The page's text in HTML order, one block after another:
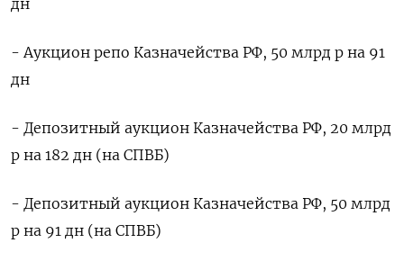
дн
- Аукцион репо Казначейства РФ, 50 млрд р на 91
дн
- Депозитный аукцион Казначейства РФ, 20 млрд
р на 182 дн (на СПВБ)
- Депозитный аукцион Казначейства РФ, 50 млрд
р на 91 дн (на СПВБ)